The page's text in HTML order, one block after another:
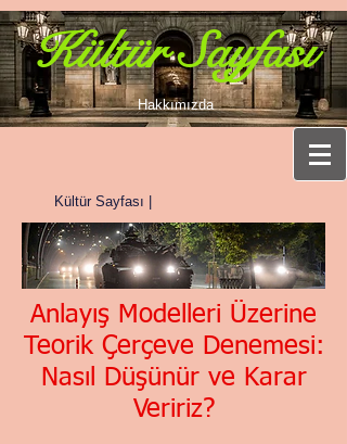
Kültür Sayfası
Hakkımızda
Kültür Sayfası |
Anlayış Modelleri Üzerine
Teorik Çerçeve Denemesi:
Nasıl Düşünür ve Karar
Veririz?